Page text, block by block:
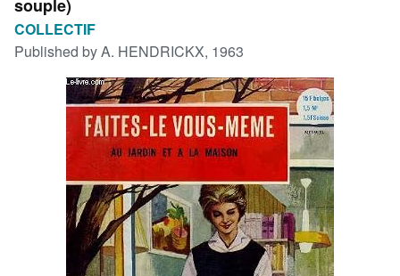
Browse Collections
Art & Collectibles
Start Selling
CLOSE
souple)
COLLECTIF
Published byA. HENDRICKX, 1963